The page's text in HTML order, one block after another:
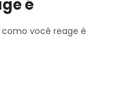
é
você reage é